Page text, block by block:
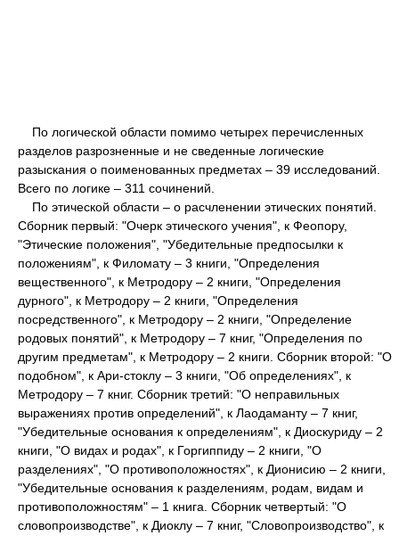
По логической области помимо четырех перечисленных
разделов разрозненные и не сведенные логические
разыскания о поименованных предметах – 39 исследований.
Всего по логике – 311 сочинений.
По этической области – о расчленении этических понятий.
Сборник первый: "Очерк этического учения", к Феопору,
"Этические положения", "Убедительные предпосылки к
положениям", к Филомату – 3 книги, "Определения
вещественного", к Метродору – 2 книги, "Определения
дурного", к Метродору – 2 книги, "Определения
посредственного", к Метродору – 2 книги, "Определение
родовых понятий", к Метродору – 7 книг, "Определения по
другим предметам", к Метродору – 2 книги. Сборник второй: "О
подобном", к Ари-стоклу – 3 книги, "Об определениях", к
Метродору – 7 книг. Сборник третий: "О неправильных
выражениях против определений", к Лаодаманту – 7 книг,
"Убедительные основания к определениям", к Диоскуриду – 2
книги, "О видах и родах", к Горгиппиду – 2 книги, "О
разделениях", "О противоположностях", к Дионисию – 2 книги,
"Убедительные основания к разделениям, родам, видам и
противоположностям" – 1 книга. Сборник четвертый: "О
словопроизводстве", к Диоклу – 7 книг, "Словопроизводство", к